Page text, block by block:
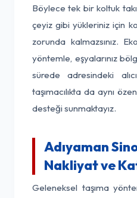
Böylece tek bir koltuk
çeyiz gibi yükleriniz için
zorunda kalmazsınız.
yöntemle, eşyalarınız
sürede adresindeki
taşımacılıkta da aynı
desteği sunmaktayız.
Adıyaman
Nakliyat ve
Geleneksel taşıma